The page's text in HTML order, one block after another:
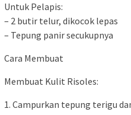
Untuk Pelapis:
– 2 butir telur, dikocok lepas
– Tepung panir secukupnya
Cara Membuat
Membuat Kulit Risoles:
1. Campurkan tepung terigu